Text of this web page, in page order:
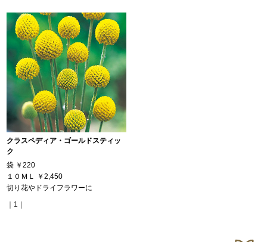
クラスペディア・ゴールドスティッ
ク
袋 ￥220
１０ＭＬ
￥2,450
切り花やドライフラワーに
｜1｜